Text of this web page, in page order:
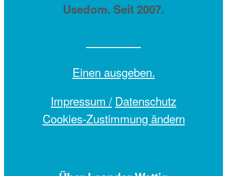
Usedom. Seit 2007.
Einen ausgeben.
Impressum / Datenschutz
Cookies-Zustimmung ändern